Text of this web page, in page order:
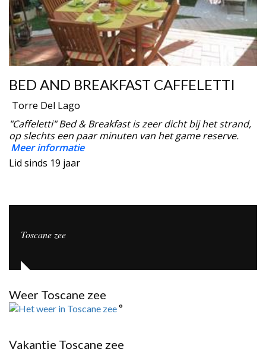
BED AND BREAKFAST CAFFELETTI
Torre Del Lago
"Caffeletti" Bed & Breakfast is zeer dicht bij het strand,
op slechts een paar minuten van het game reserve.
Meer informatie
Lid sinds 19 jaar
Toscane zee
Weer Toscane zee
°
Vakantie Toscane zee